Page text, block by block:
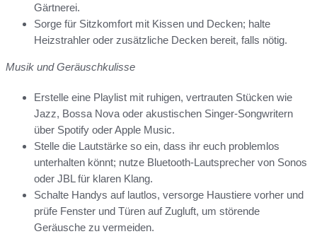
Gärtnerei.
Sorge für Sitzkomfort mit Kissen und Decken; halte
Heizstrahler oder zusätzliche Decken bereit, falls nötig.
Musik und Geräuschkulisse
Erstelle eine Playlist mit ruhigen, vertrauten Stücken wie
Jazz, Bossa Nova oder akustischen Singer-Songwritern
über Spotify oder Apple Music.
Stelle die Lautstärke so ein, dass ihr euch problemlos
unterhalten könnt; nutze Bluetooth-Lautsprecher von Sonos
oder JBL für klaren Klang.
Schalte Handys auf lautlos, versorge Haustiere vorher und
prüfe Fenster und Türen auf Zugluft, um störende
Geräusche zu vermeiden.